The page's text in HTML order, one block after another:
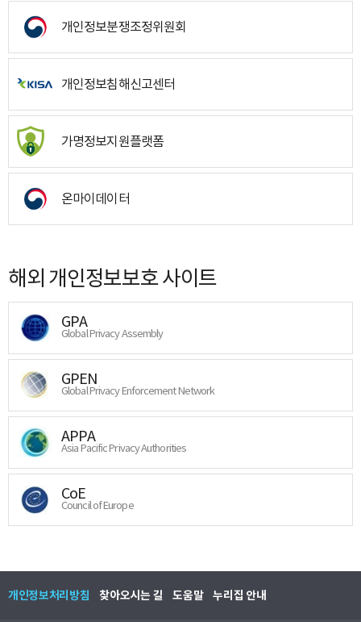
개인정보분쟁조정위원회
개인정보침해신고센터
가명정보지원플랫폼
온마이데이터
해외 개인정보보호 사이트
GPA
Global Privacy Assembly
GPEN
Global Privacy Enforcement Network
APPA
Asia Pacific Privacy Authorities
CoE
Council of Europe
개인정보처리방침 찾아오시는 길 도움말 누리집 안내